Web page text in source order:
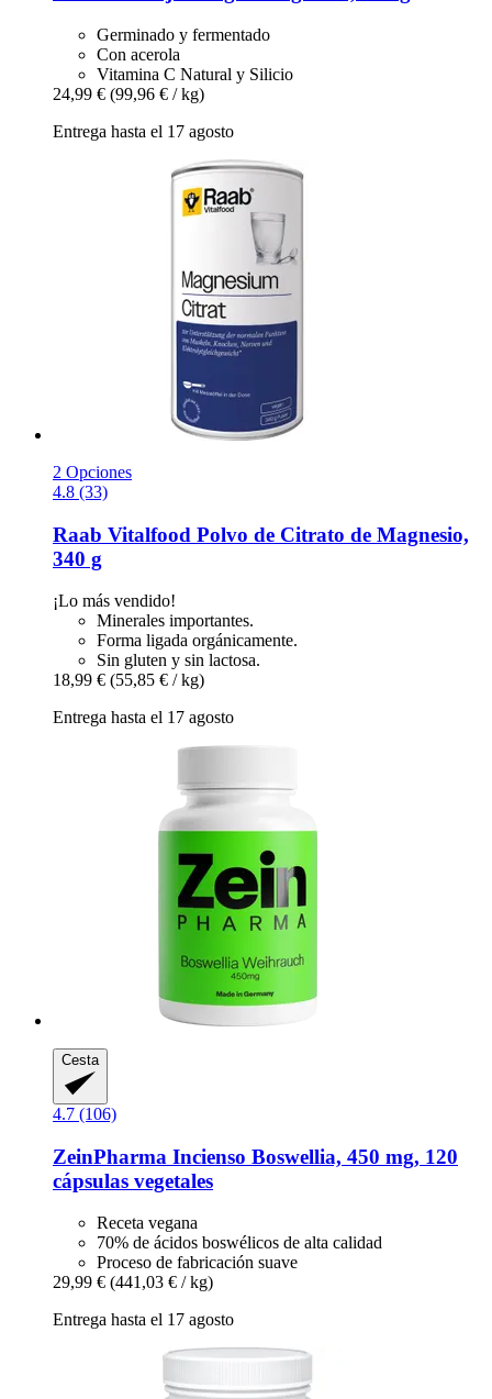
Germinado y fermentado
Con acerola
Vitamina C Natural y Silicio
24,99 € (99,96 € / kg)
Entrega hasta el 17 agosto
2 Opciones
4.8 (33)
Raab Vitalfood Polvo de Citrato de Magnesio,
340 g
¡Lo más vendido!
Minerales importantes.
Forma ligada orgánicamente.
Sin gluten y sin lactosa.
18,99 € (55,85 € / kg)
Entrega hasta el 17 agosto
Cesta
4.7 (106)
ZeinPharma Incienso Boswellia, 450 mg, 120
cápsulas vegetales
Receta vegana
70% de ácidos boswélicos de alta calidad
Proceso de fabricación suave
29,99 € (441,03 € / kg)
Entrega hasta el 17 agosto